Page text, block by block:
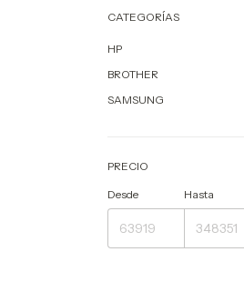
CATEGORÍAS
HP
BROTHER
SAMSUNG
PRECIO
Desde Hasta